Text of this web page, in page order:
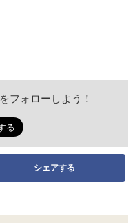
をフォローしよう！
シェアする